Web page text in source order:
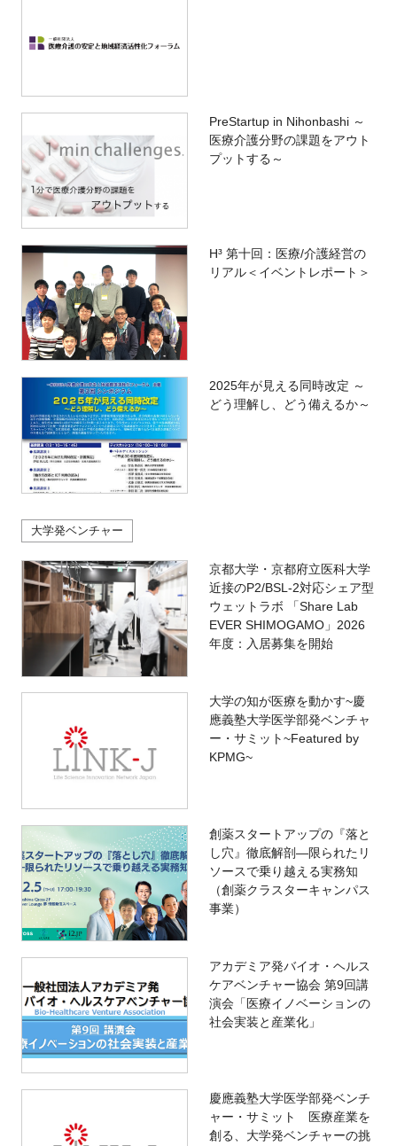
PreStartup in Nihonbashi ～
医療介護分野の課題をアウト
プットする～
H³ 第十回：医療/介護経営の
リアル＜イベントレポート＞
2025年が見える同時改定 ～
どう理解し、どう備えるか～
大学発ベンチャー
京都大学・京都府立医科大学
近接のP2/BSL-2対応シェア型
ウェットラボ 「Share Lab
EVER SHIMOGAMO」2026
年度：入居募集を開始
大学の知が医療を動かす~慶
應義塾大学医学部発ベンチャ
ー・サミット~Featured by
KPMG~
創薬スタートアップの『落と
し穴』徹底解剖―限られたリ
ソースで乗り越える実務知
（創薬クラスターキャンパス
事業）
アカデミア発バイオ・ヘルス
ケアベンチャー協会 第9回講
演会「医療イノベーションの
社会実装と産業化」
慶應義塾大学医学部発ベンチ
ャー・サミット 医療産業を
創る、大学発ベンチャーの挑